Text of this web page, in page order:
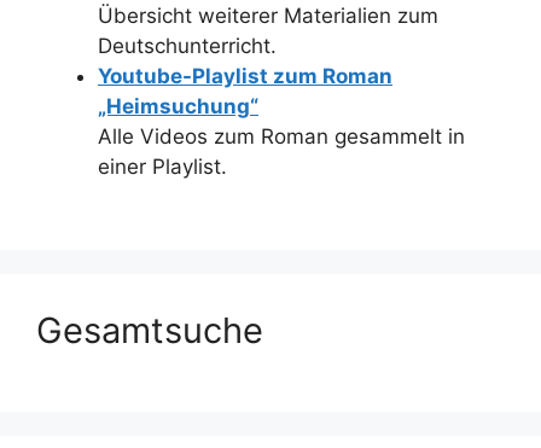
Übersicht weiterer Materialien zum
Deutschunterricht.
Youtube-Playlist zum Roman
„Heimsuchung“
Alle Videos zum Roman gesammelt in
einer Playlist.
Gesamtsuche